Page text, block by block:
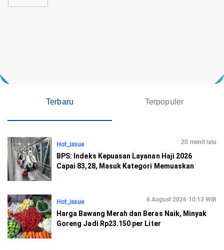
Terbaru Terpopuler
Hot_issue 20 menit lalu
BPS: Indeks Kepuasan Layanan Haji 2026
Capai 83,28, Masuk Kategori Memuaskan
Hot_issue 6 August 2026 10:13 WIB
Harga Bawang Merah dan Beras Naik, Minyak
Goreng Jadi Rp23.150 per Liter